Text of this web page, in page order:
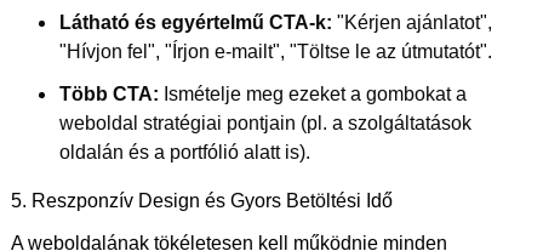
Látható és egyértelmű CTA-k: "Kérjen ajánlatot",
"Hívjon fel", "Írjon e-mailt", "Töltse le az útmutatót".
Több CTA: Ismételje meg ezeket a gombokat a
weboldal stratégiai pontjain (pl. a szolgáltatások
oldalán és a portfólió alatt is).
5. Reszponzív Design és Gyors Betöltési Idő
A weboldalának tökéletesen kell működnie minden